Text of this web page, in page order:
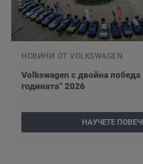
НОВИНИ ОТ VOLKSWAGEN
Volkswagen с двойна победа
годината“ 2026
НАУЧЕТЕ